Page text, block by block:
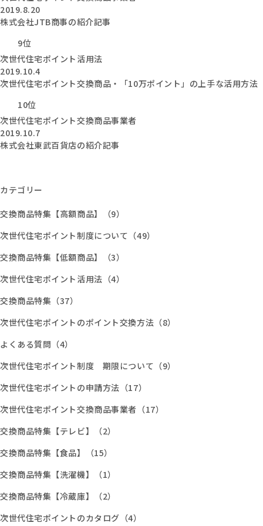
2019.8.20
株式会社JTB商事の紹介記事
9位
次世代住宅ポイント活用法
2019.10.4
次世代住宅ポイント交換商品・「10万ポイント」の上手な活用方法
10位
次世代住宅ポイント交換商品事業者
2019.10.7
株式会社東武百貨店の紹介記事
カテゴリー
交換商品特集【高額商品】（9）
次世代住宅ポイント制度について（49）
交換商品特集【低額商品】（3）
次世代住宅ポイント活用法（4）
交換商品特集（37）
次世代住宅ポイントのポイント交換方法（8）
よくある質問（4）
次世代住宅ポイント制度 期限について（9）
次世代住宅ポイントの申請方法（17）
次世代住宅ポイント交換商品事業者（17）
交換商品特集【テレビ】（2）
交換商品特集【食品】（15）
交換商品特集【洗濯機】（1）
交換商品特集【冷蔵庫】（2）
次世代住宅ポイントのカタログ（4）